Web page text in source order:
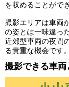
を収めることがで
撮影エリアは車両
の姿とは一味違っ
近郊型車両の夜間
る貴重な機会です
撮影できる車